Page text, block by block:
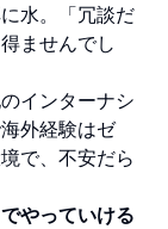
水。「冗談だ
ませんでし
インターナシ
外経験はゼ
で、不安だら
やっていける